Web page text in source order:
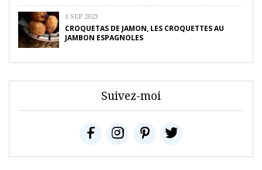
1 SEP 2023
CROQUETAS DE JAMON, LES CROQUETTES AU
JAMBON ESPAGNOLES
Suivez-moi